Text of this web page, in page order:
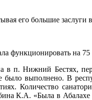
его большие заслуги
функционировать на 75
в п. Нижний Бестях,
выполнено. В
Количество
К.А. «Была в